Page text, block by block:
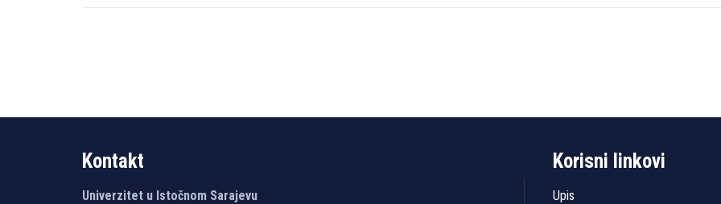
Kontakt
Univerzitet u Istočnom Sarajevu
Korisni linkovi
Upis